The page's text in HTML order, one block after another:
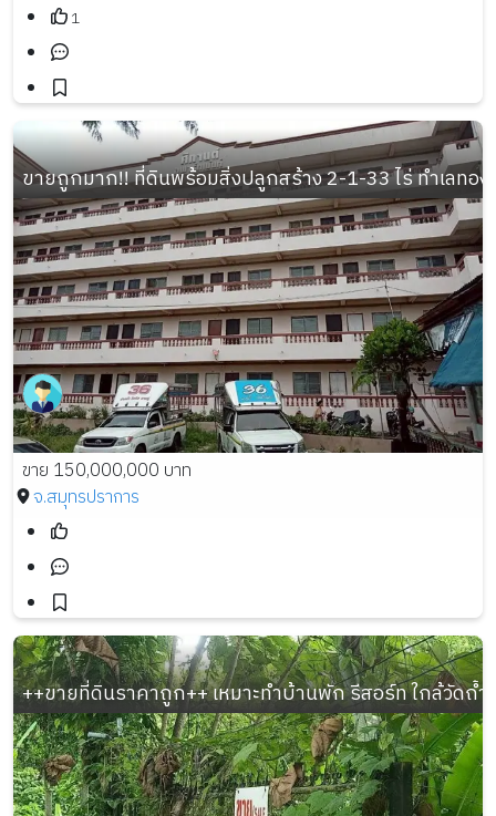
1
ขายถูกมาก!! ที่ดินพร้อมสิ่งปลูกสร้าง 2-1-33 ไร่ ทำเลทอ
ขาย 150,000,000 บาท
จ.สมุทรปราการ
++ขายที่ดินราคาถูก++ เหมาะทำบ้านพัก รีสอร์ท ใกล้วัดถ้ำ